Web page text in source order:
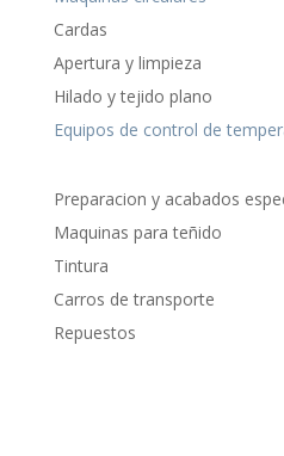
Cardas
Apertura y limpieza
Hilado y tejido plano
Equipos de control de
Preparacion y acabados
Maquinas para teñido
Tintura
Carros de transporte
Repuestos